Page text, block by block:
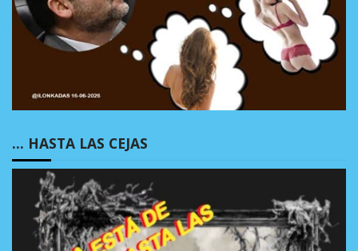
… HASTA LAS CEJAS